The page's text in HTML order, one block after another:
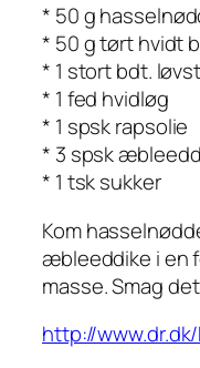
* 50 g
* 50 g tørt hvidt
* 1 stort bdt.
* 1 fed hvidløg
* 1 spsk rapsolie
* 3 spsk
* 1 tsk sukker
Kom
æbleeddike i en
masse. Smag
http://